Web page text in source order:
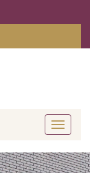
Toggle